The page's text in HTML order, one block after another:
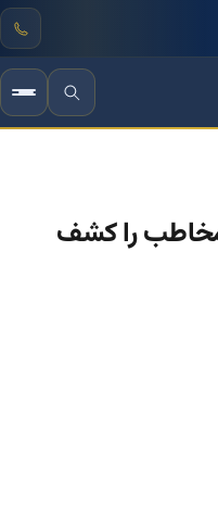
را کشف